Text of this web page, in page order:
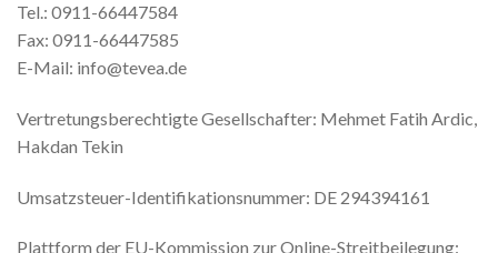
Tel.: 0911-66447584
Fax: 0911-66447585
E-Mail: info@tevea.de
Vertretungsberechtigte Gesellschafter: Mehmet Fatih Ardic,
Hakdan Tekin
Umsatzsteuer-Identifikationsnummer: DE 294394161
Plattform der EU-Kommission zur Online-Streitbeilegung: